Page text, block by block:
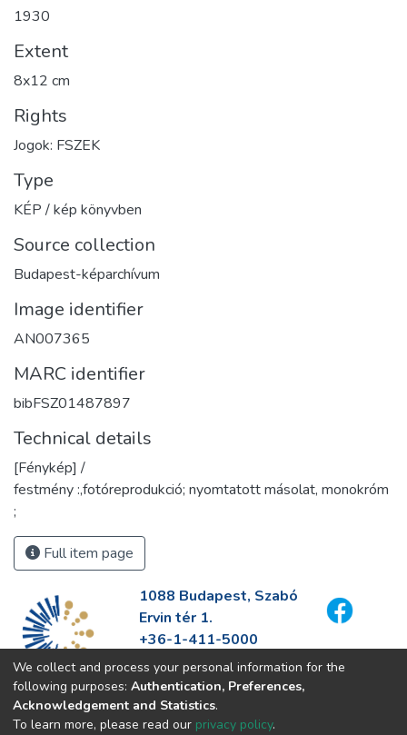
1930
Extent
8x12 cm
Rights
Jogok: FSZEK
Type
KÉP / kép könyvben
Source collection
Budapest-képarchívum
Image identifier
AN007365
MARC identifier
bibFSZ01487897
Technical details
[Fénykép] /
festmény :,fotóreprodukció; nyomtatott másolat, monokróm
;
Full item page
1088 Budapest, Szabó
Ervin tér 1.
+36-1-411-5000
info@fszek.hu
https://fszek.hu
We collect and process your personal information for the
following purposes: Authentication, Preferences,
Acknowledgement and Statistics.
To learn more, please read our privacy policy.